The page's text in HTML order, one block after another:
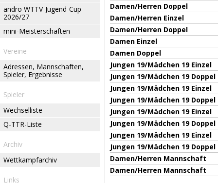
andro WTTV-Jugend-Cup
2026/27
mini-Meisterschaften
Vereine
Adressen, Mannschaften,
Spieler, Ergebnisse
Spieler
Wechselliste
Q-TTR-Liste
Archiv
Wettkampfarchiv
Links
Damen/Herren Doppel
Damen/Herren Einzel
Damen/Herren Doppel
Damen Einzel
Damen Doppel
Jungen 19/Mädchen 19 Einzel
Jungen 19/Mädchen 19 Doppel
Jungen 19/Mädchen 19 Einzel
Jungen 19/Mädchen 19 Doppel
Jungen 19/Mädchen 19 Einzel
Jungen 19/Mädchen 19 Doppel
Jungen 19/Mädchen 19 Einzel
Jungen 19/Mädchen 19 Doppel
Damen/Herren Mannschaft
Damen/Herren Mannschaft